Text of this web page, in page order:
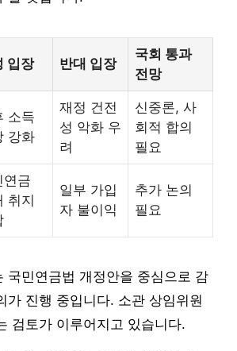
입장 반대 입장
국회 통과
전망
소득
강화
재정 건전
성 악화 우
려
신중론, 사
회적 합의
필요
연금
취지
일부 가입
자 불이익
추가 논의
필요
국민연금법 개정안을 중심으로 감
가 진행 중입니다. 소관 상임위원
검토가 이루어지고 있습니다.